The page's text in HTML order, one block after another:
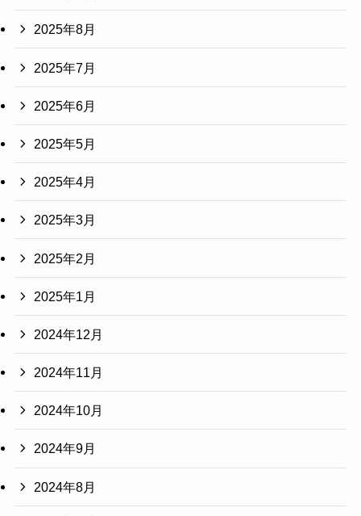
2025年8月
2025年7月
2025年6月
2025年5月
2025年4月
2025年3月
2025年2月
2025年1月
2024年12月
2024年11月
2024年10月
2024年9月
2024年8月